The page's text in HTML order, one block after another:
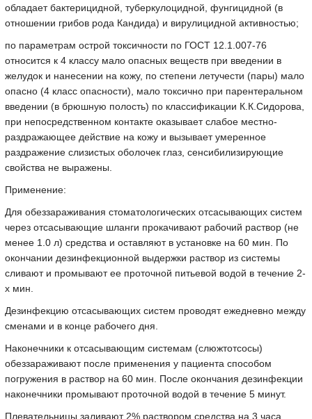
обладает бактерицидной, туберкулоцидной, фунгицидной (в
отношении грибов рода Кандида) и вирулицидной активностью;
по параметрам острой токсичности по ГОСТ 12.1.007-76
относится к 4 классу мало опасных веществ при введении в
желудок и нанесении на кожу, по степени летучести (пары) мало
опасно (4 класс опасности), мало токсично при парентеральном
введении (в брюшную полость) по классификации К.К.Сидорова,
при непосредственном контакте оказывает слабое местно-
раздражающее действие на кожу и вызывает умеренное
раздражение слизистых оболочек глаз, сенсибилизирующие
свойства не выражены.
Применение:
Для обеззараживания стоматологических отсасывающих систем
через отсасывающие шланги прокачивают рабочий раствор (не
менее 1.0 л) средства и оставляют в установке на 60 мин. По
окончании дезинфекционной выдержки раствор из системы
сливают и промывают ее проточной питьевой водой в течение 2-
х мин.
Дезинфекцию отсасывающих систем проводят ежедневно между
сменами и в конце рабочего дня.
Наконечники к отсасывающим системам (слюжтотсосы)
обеззараживают после применения у пациента способом
погружения в раствор на 60 мин. После окончания дезинфекции
наконечники промывают проточной водой в течение 5 минут.
Плевательницы заливают 2% раствором средства на 3 часа.